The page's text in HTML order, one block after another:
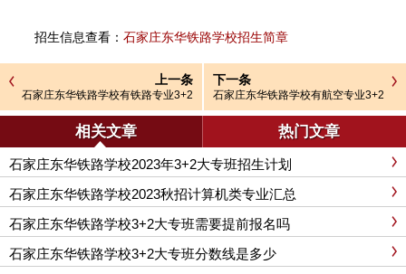
招生信息查看： 石家庄东华铁路学校招生简章
上一条
石家庄东华铁路学校有铁路专业3+2
大专班吗？
下一条
石家庄东华铁路学校有航空专业3+2
大专班吗
相关文章 热门文章
石家庄东华铁路学校2023年3+2大专班招生计划
石家庄东华铁路学校2023秋招计算机类专业汇总
石家庄东华铁路学校3+2大专班需要提前报名吗
石家庄东华铁路学校3+2大专班分数线是多少